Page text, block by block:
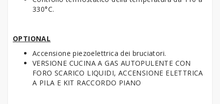
330°C.
OPTIONAL
Accensione piezoelettrica dei bruciatori.
VERSIONE CUCINA A GAS AUTOPULENTE CON
FORO SCARICO LIQUIDI, ACCENSIONE ELETTRICA
A PILA E KIT RACCORDO PIANO